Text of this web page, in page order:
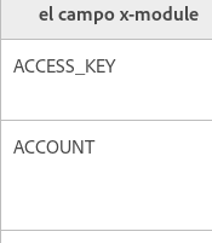
el campo x-module
ACCESS_KEY
ACCOUNT